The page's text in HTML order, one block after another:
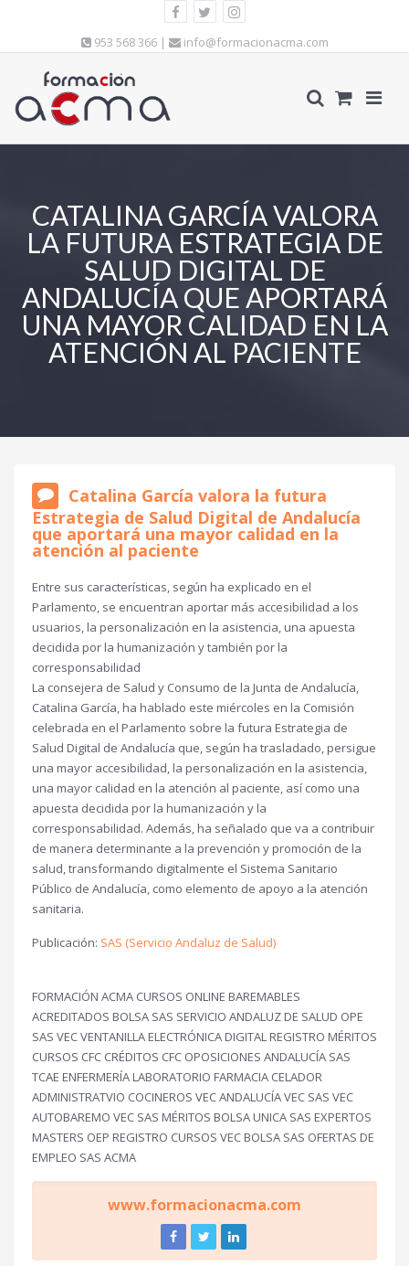
953 568 366 | info@formacionacma.com
CATALINA GARCÍA VALORA
LA FUTURA ESTRATEGIA DE
SALUD DIGITAL DE
ANDALUCÍA QUE APORTARÁ
UNA MAYOR CALIDAD EN LA
ATENCIÓN AL PACIENTE
Catalina García valora la futura
Estrategia de Salud Digital de Andalucía
que aportará una mayor calidad en la
atención al paciente
Entre sus características, según ha explicado en el
Parlamento, se encuentran aportar más accesibilidad a los
usuarios, la personalización en la asistencia, una apuesta
decidida por la humanización y también por la
corresponsabilidad
La consejera de Salud y Consumo de la Junta de Andalucía,
Catalina García, ha hablado este miércoles en la Comisión
celebrada en el Parlamento sobre la futura Estrategia de
Salud Digital de Andalucía que, según ha trasladado, persigue
una mayor accesibilidad, la personalización en la asistencia,
una mayor calidad en la atención al paciente, así como una
apuesta decidida por la humanización y la
corresponsabilidad. Además, ha señalado que va a contribuir
de manera determinante a la prevención y promoción de la
salud, transformando digitalmente el Sistema Sanitario
Público de Andalucía, como elemento de apoyo a la atención
sanitaria.
Publicación: SAS (Servicio Andaluz de Salud)
FORMACIÓN ACMA CURSOS ONLINE BAREMABLES
ACREDITADOS BOLSA SAS SERVICIO ANDALUZ DE SALUD OPE
SAS VEC VENTANILLA ELECTRÓNICA DIGITAL REGISTRO MÉRITOS
CURSOS CFC CRÉDITOS CFC OPOSICIONES ANDALUCÍA SAS
TCAE ENFERMERÍA LABORATORIO FARMACIA CELADOR
ADMINISTRATVIO COCINEROS VEC ANDALUCÍA VEC SAS VEC
AUTOBAREMO VEC SAS MÉRITOS BOLSA UNICA SAS EXPERTOS
MASTERS OEP REGISTRO CURSOS VEC BOLSA SAS OFERTAS DE
EMPLEO SAS ACMA
www.formacionacma.com